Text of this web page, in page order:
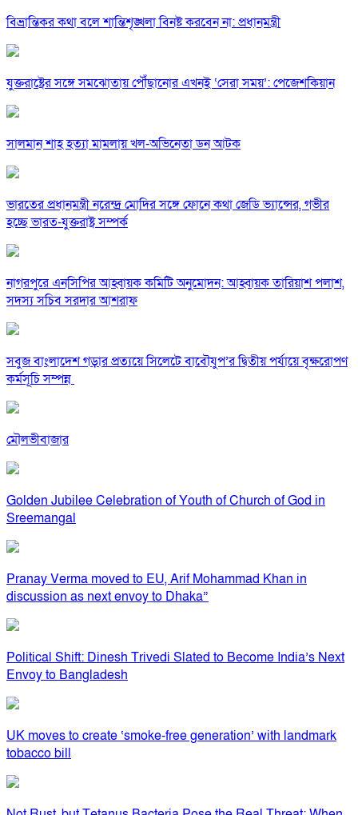
বিভ্রান্তিকর কথা বলে শান্তিশৃঙ্খলা বিনষ্ট করবেন না: প্রধানমন্ত্রী
যুক্তরাষ্ট্রের সঙ্গে সমঝোতায় পৌঁছানোর এখনই ‘সেরা সময়’: পেজেশকিয়ান
সালমান শাহ হত্যা মামলায় খল-অভিনেতা ডন আটক
ভারতের প্রধানমন্ত্রী নরেন্দ্র মোদির সঙ্গে ফোনে কথা জেডি ভ্যান্সের, গভীর
হচ্ছে ভারত-যুক্তরাষ্ট্র সম্পর্ক
নাগরপুরে এনসিপির আহ্বায়ক কমিটি অনুমোদন: আহ্বায়ক তারিয়াশ পলাশ,
সদস্য সচিব সরদার আশরাফ
সবুজ বাংলাদেশ গড়ার প্রত্যয়ে সিলেটে বাবৌযুপ’র দ্বিতীয় পর্যায়ে বৃক্ষরোপণ
কর্মসূচি সম্পন্ন
মৌলভীবাজার
Golden Jubilee Celebration of Youth of Church of God in
Sreemangal
Pranay Verma moved to EU, Arif Mohammad Khan in
discussion as next envoy to Dhaka”
Political Shift: Dinesh Trivedi Slated to Become India’s Next
Envoy to Bangladesh
UK moves to create ‘smoke-free generation’ with landmark
tobacco bill